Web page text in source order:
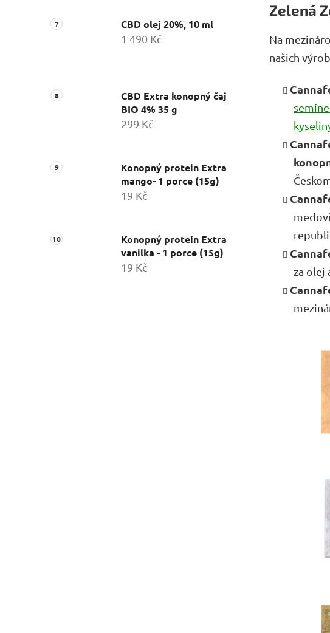
CBD olej 20%, 10 ml
1 490 Kč
CBD Extra konopný čaj
BIO 4% 35 g
299 Kč
Konopný protein Extra
mango- 1 porce (15g)
19 Kč
Konopný protein Extra
vanilka - 1 porce (15g)
19 Kč
Zelená
Na
našich
za olej